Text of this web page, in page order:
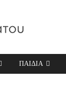
–ΠΑΙΔΙΑ